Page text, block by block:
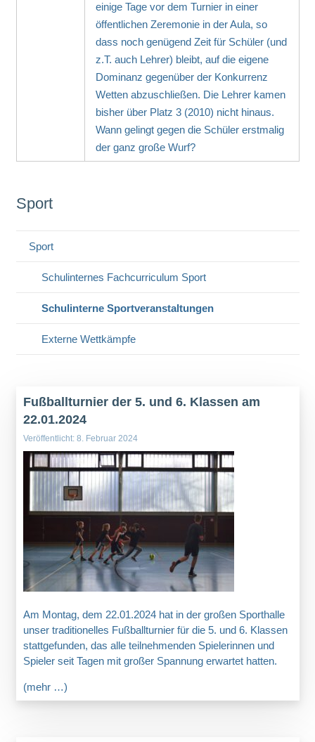
einige Tage vor dem Turnier in einer
öffentlichen Zeremonie in der Aula, so
dass noch genügend Zeit für Schüler (und
z.T. auch Lehrer) bleibt, auf die eigene
Dominanz gegenüber der Konkurrenz
Wetten abzuschließen. Die Lehrer kamen
bisher über Platz 3 (2010) nicht hinaus.
Wann gelingt gegen die Schüler erstmalig
der ganz große Wurf?
Sport
Sport
Schulinternes Fachcurriculum Sport
Schulinterne Sportveranstaltungen
Externe Wettkämpfe
Fußballturnier der 5. und 6. Klassen am
22.01.2024
Veröffentlicht: 8. Februar 2024
Am Montag, dem 22.01.2024 hat in der großen Sporthalle
unser traditionelles Fußballturnier für die 5. und 6. Klassen
stattgefunden, das alle teilnehmenden Spielerinnen und
Spieler seit Tagen mit großer Spannung erwartet hatten.
(mehr …)